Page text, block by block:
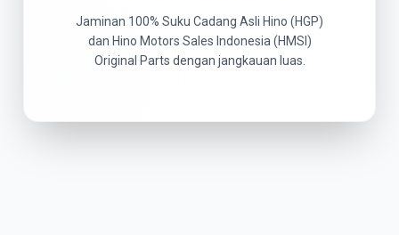
Jaminan 100% Suku Cadang Asli Hino (HGP)
dan Hino Motors Sales Indonesia (HMSI)
Original Parts dengan jangkauan luas.